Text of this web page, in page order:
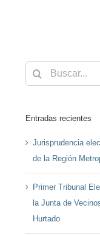
Buscar:
Entradas recientes
Jurisprudencia
de la Región
Primer Tribunal
la Junta de
Hurtado